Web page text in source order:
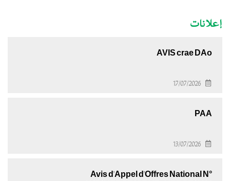
إعلانات
AVIS crae DAo
17/07/2026
PAA
13/07/2026
Avis d'Appel d'Offres National N°